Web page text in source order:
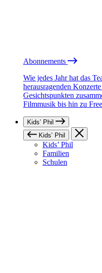
Abonnements
Wie jedes Jahr hat das
herausragenden
Gesichtspunkten
Filmmusik bis hin zu
Kids’ Phil
Kids’ Phil
Kids’ Phil
Familien
Schulen